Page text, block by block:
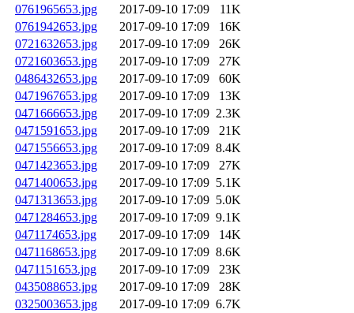
0761965653.jpg
2017-09-10 17:09
11K
0761942653.jpg
2017-09-10 17:09
16K
0721632653.jpg
2017-09-10 17:09
26K
0721603653.jpg
2017-09-10 17:09
27K
0486432653.jpg
2017-09-10 17:09
60K
0471967653.jpg
2017-09-10 17:09
13K
0471666653.jpg
2017-09-10 17:09 2.3K
0471591653.jpg
2017-09-10 17:09
21K
0471556653.jpg
2017-09-10 17:09 8.4K
0471423653.jpg
2017-09-10 17:09
27K
0471400653.jpg
2017-09-10 17:09 5.1K
0471313653.jpg
2017-09-10 17:09 5.0K
0471284653.jpg
2017-09-10 17:09 9.1K
0471174653.jpg
2017-09-10 17:09
14K
0471168653.jpg
2017-09-10 17:09 8.6K
0471151653.jpg
2017-09-10 17:09
23K
0435088653.jpg
2017-09-10 17:09
28K
0325003653.jpg
2017-09-10 17:09 6.7K